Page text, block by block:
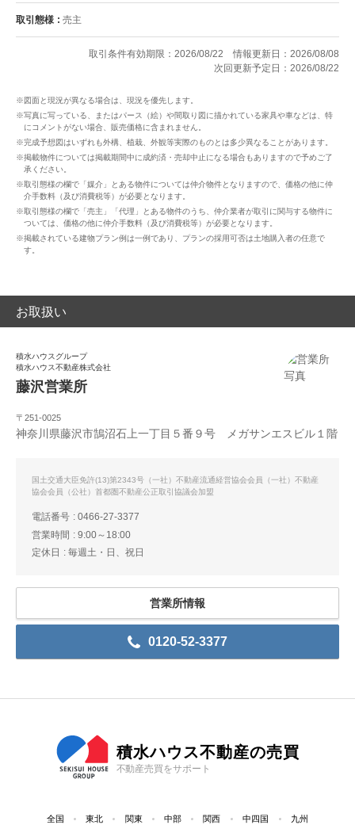
取引態様 売主
取引条件有効期限：2026/08/22
情報更新日：2026/08/08
次回更新予定日：2026/08/22
※図面と現況が異なる場合は、現況を優先します。
※写真に写っている、またはパース（絵）や間取り図に描かれている家具や車などは、特
にコメントがない場合、販売価格に含まれません。
※完成予想図はいずれも外構、植栽、外観等実際のものとは多少異なることがあります。
※掲載物件については掲載期間中に成約済・売却中止になる場合もありますので予めご了
承ください。
※取引態様の欄で「媒介」とある物件については仲介物件となりますので、価格の他に仲
介手数料（及び消費税等）が必要となります。
※取引態様の欄で「売主」「代理」とある物件のうち、仲介業者が取引に関与する物件に
ついては、価格の他に仲介手数料（及び消費税等）が必要となります。
※掲載されている建物プラン例は一例であり、プランの採用可否は土地購入者の任意で
す。
お取扱い
積水ハウスグループ
積水ハウス不動産株式会社
藤沢営業所
〒251-0025
神奈川県藤沢市鵠沼石上一丁目５番９号 メガサンエスビル１階
国土交通大臣免許(13)第2343号（一社）不動産流通経営協会会員（一社）不動産
協会会員（公社）首都圏不動産公正取引協議会加盟
0120-52-3377
電話番号
0466-27-3377
営業時間
9:00～18:00
定休日
毎週土・日、祝日
営業所情報
積水ハウス不動産の売買
不動産売買をサポート
全国 東北 関東 中部 関西 中四国 九州